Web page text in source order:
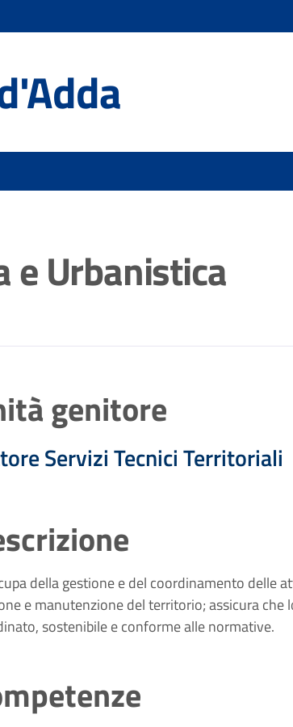
e Urbanistica
genitore
Servizi Tecnici Territoriali
della gestione e del coordinamento delle
e manutenzione del territorio; assicura
sostenibile e conforme alle normative.